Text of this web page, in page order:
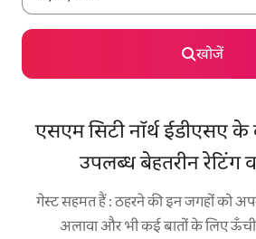
खोजें
एसएम सिटी नॉर्थ ईडीएसए के
उपलब्ध बेहतरीन रेटिंग
गेस्ट सहमत हैं : ठहरने की इन जगहों को
अलावा और भी कई बातों के लिए ऊँची